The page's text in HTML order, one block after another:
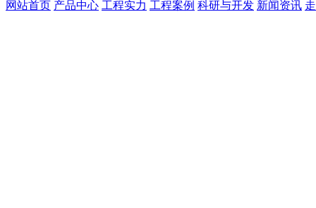
网站首页 产品中心 工程实力 工程案例 科研与开发 新闻资讯